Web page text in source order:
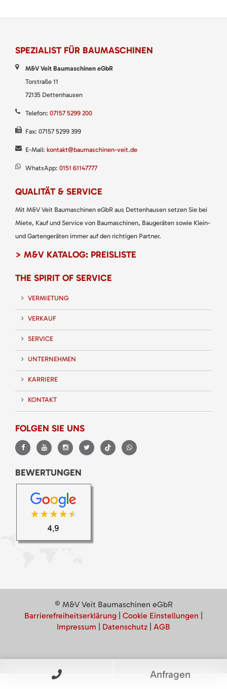
SPEZIALIST FÜR BAUMASCHINEN
M&V Veit Baumaschinen eGbR
Torstraße 11
72135 Dettenhausen
Telefon: 07157 5299 200
Fax: 07157 5299 399
E-Mail: kontakt@baumaschinen-veit.de
WhatsApp: 0151 61147777
QUALITÄT & SERVICE
Mit M&V Veit Baumaschinen eGbR aus Dettenhausen setzen Sie bei
Miete, Kauf und Service von Baumaschinen, Baugeräten sowie Klein-
und Gartengeräten immer auf den richtigen Partner.
> M&V KATALOG: PREISLISTE
THE SPIRIT OF SERVICE
VERMIETUNG
VERKAUF
SERVICE
UNTERNEHMEN
KARRIERE
KONTAKT
FOLGEN SIE UNS
BEWERTUNGEN
© M&V Veit Baumaschinen eGbR
Barrierefreiheitserklärung
Cookie Einstellungen
Impressum
Datenschutz AGB
Anfragen